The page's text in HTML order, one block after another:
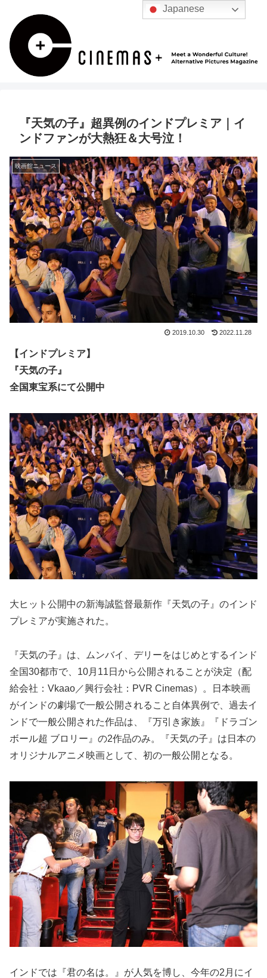
『天気の子』超異例のインドプレミア｜イ
ンドファンが大熱狂＆大号泣！
映画館ニュース
2019.10.30 2022.11.28
【インドプレミア】
『天気の子』
全国東宝系にて公開中
大ヒット公開中の新海誠監督最新作『天気の子』のインド
プレミアが実施された。
『天気の子』は、ムンバイ、デリーをはじめとするインド
全国30都市で、10月11日から公開されることが決定（配
給会社：Vkaao／興行会社：PVR Cinemas）。日本映画
がインドの劇場で一般公開されること自体異例で、過去イ
ンドで一般公開された作品は、『万引き家族』『ドラゴン
ボール超 ブロリー』の2作品のみ。『天気の子』は日本の
オリジナルアニメ映画として、初の一般公開となる。
インドでは『君の名は。』が人気を博し、今年の2月にイ
Japanese